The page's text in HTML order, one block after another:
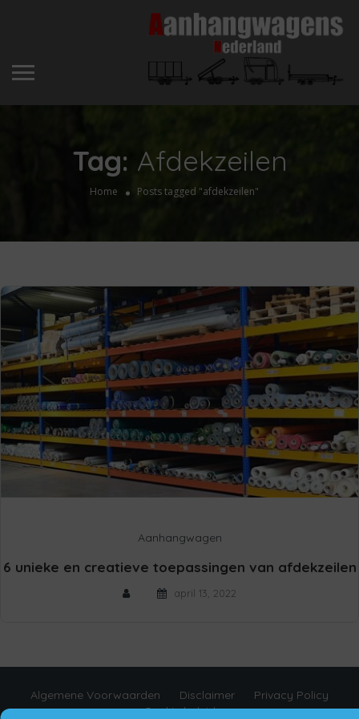
Tag: Afdekzeilen
Home Posts tagged "afdekzeilen"
Aanhangwagen
6 unieke en creatieve toepassingen van afdekzeilen
april 13, 2022
Algemene Voorwaarden Disclaimer
Privacy Policy
Cookie beleid